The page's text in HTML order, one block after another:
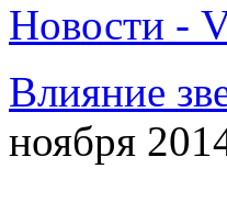
Новости -
Влияние
ноября